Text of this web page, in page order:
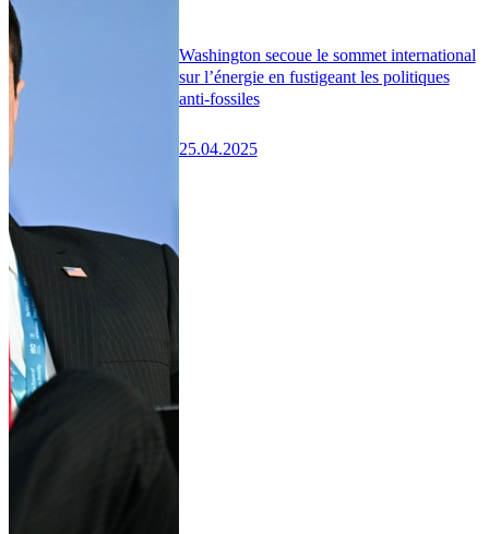
Washington secoue le sommet international
sur l’énergie en fustigeant les politiques
anti-fossiles
25.04.2025